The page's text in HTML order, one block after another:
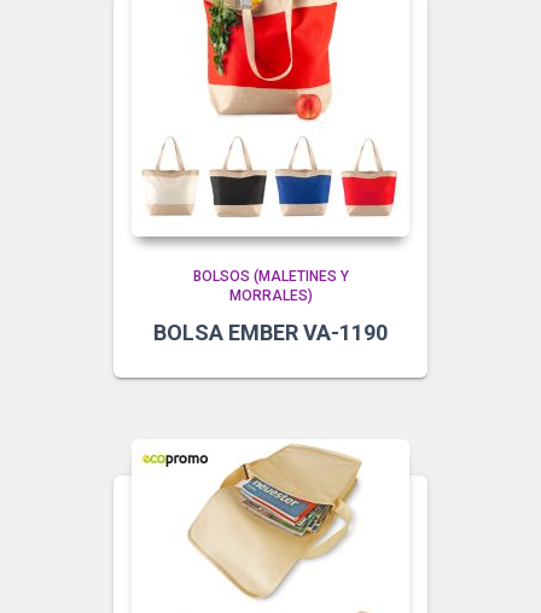
BOLSOS (MALETINES Y
MORRALES)
BOLSA EMBER VA-1190